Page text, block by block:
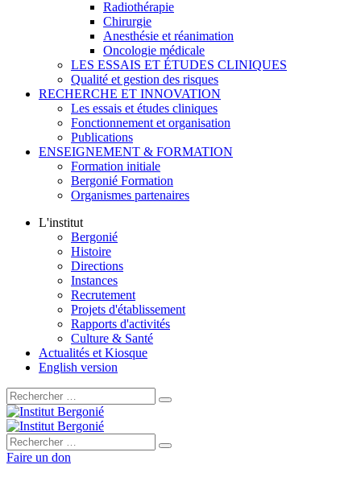
Radiothérapie
Chirurgie
Anesthésie et réanimation
Oncologie médicale
LES ESSAIS ET ÉTUDES CLINIQUES
Qualité et gestion des risques
RECHERCHE ET INNOVATION
Les essais et études cliniques
Fonctionnement et organisation
Publications
ENSEIGNEMENT & FORMATION
Formation initiale
Bergonié Formation
Organismes partenaires
L'institut
Bergonié
Histoire
Directions
Instances
Recrutement
Projets d'établissement
Rapports d'activités
Culture & Santé
Actualités et Kiosque
English version
Rechercher :
Rechercher :
Faire un don